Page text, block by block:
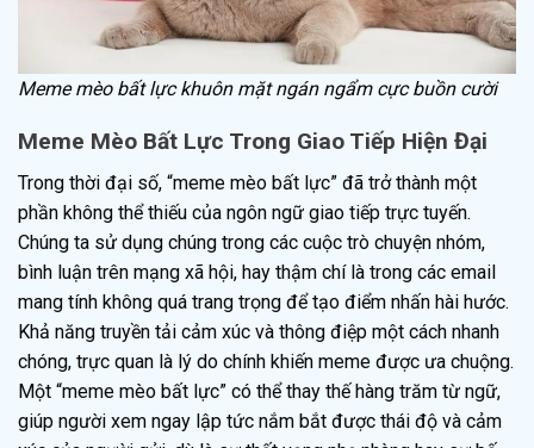
Meme mèo bất lực khuôn mặt ngán ngẩm cực buồn cười
Meme Mèo Bất Lực Trong Giao Tiếp Hiện Đại
Trong thời đại số, “meme mèo bất lực” đã trở thành một
phần không thể thiếu của ngôn ngữ giao tiếp trực tuyến.
Chúng ta sử dụng chúng trong các cuộc trò chuyện nhóm,
bình luận trên mạng xã hội, hay thậm chí là trong các email
mang tính không quá trang trọng để tạo điểm nhấn hài hước.
Khả năng truyền tải cảm xúc và thông điệp một cách nhanh
chóng, trực quan là lý do chính khiến meme được ưa chuộng.
Một “meme mèo bất lực” có thể thay thế hàng trăm từ ngữ,
giúp người xem ngay lập tức nắm bắt được thái độ và cảm